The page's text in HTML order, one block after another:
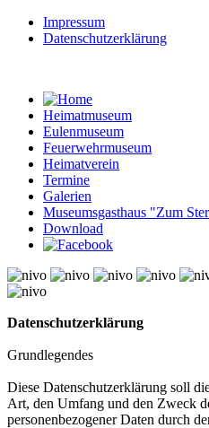
Impressum
Datenschutzerklärung
Heimatmuseum
Eulenmuseum
Feuerwehrmuseum
Heimatverein
Termine
Galerien
Museumsgasthaus "Zum
Download
Datenschutzerklärung
Grundlegendes
Diese Datenschutzerklärung soll
Art, den Umfang und den Zweck
personenbezogener Daten durch